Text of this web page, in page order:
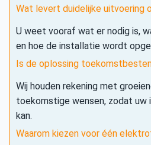
Wat levert duidelijke uitvoering
U weet vooraf wat er nodig is,
en hoe de installatie wordt
Is de oplossing
Wij houden rekening met
toekomstige wensen, zodat uw
kan.
Waarom kiezen voor één